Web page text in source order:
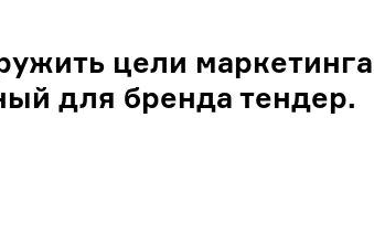
цели
для бренда тендер.